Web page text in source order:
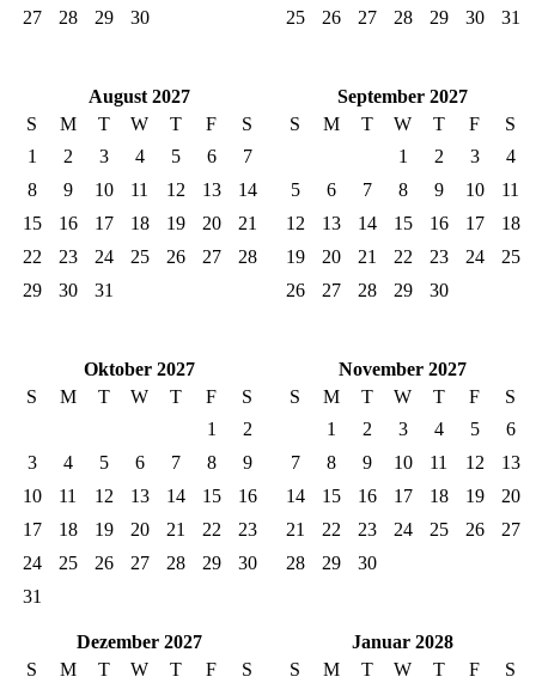
27
28 29 30
25
26 27 28 29 30 31
August 2027
S
M T W T F
S
1
2 3 4 5 6
7
8
9 10 11 12 13
14
15
16 17 18 19 20
21
22
23 24 25 26 27
28
29
30 31
September 2027
S
M T W T F
S
1
2 3
4
5
6 7 8 9 10
11
12
13 14 15 16 17
18
19
20 21 22 23 24
25
26
27 28 29 30
Oktober 2027
S
M T W T F
S
1
2
3
4 5 6 7 8
9
10
11 12 13 14 15
16
17
18 19 20 21 22
23
24
25 26 27 28 29
30
31
November 2027
S
M T W T F
S
1
2 3 4 5
6
7
8 9 10 11 12
13
14
15 16 17 18 19
20
21
22 23 24 25 26
27
28
29 30
Dezember 2027
S
M T W T F
S
Januar 2028
S
M T W T F
S